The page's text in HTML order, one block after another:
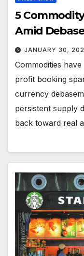
5
Amid
JANUARY 30,
Commodities
profit booking
currency
persistent supply
back toward real